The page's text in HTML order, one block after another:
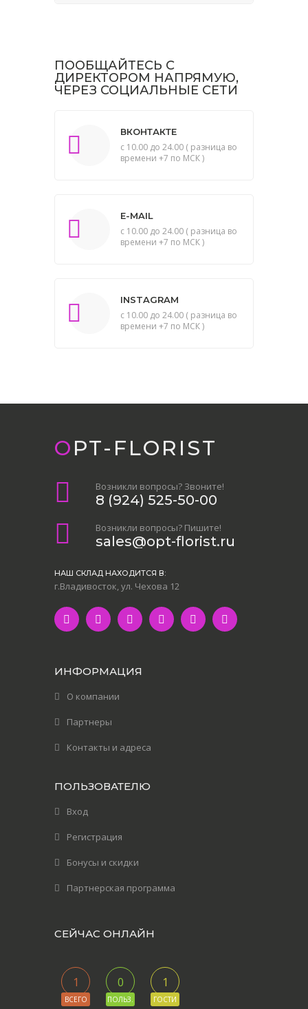
ПООБЩАЙТЕСЬ С
ДИРЕКТОРОМ НАПРЯМУЮ,
ЧЕРЕЗ СОЦИАЛЬНЫЕ СЕТИ
ВКОНТАКТЕ
с 10.00 до 24.00 ( разница во
времени +7 по МСК )
E-MAIL
с 10.00 до 24.00 ( разница во
времени +7 по МСК )
INSTAGRAM
с 10.00 до 24.00 ( разница во
времени +7 по МСК )
OPT-FLORIST
Возникли вопросы? Звоните!
8 (924) 525-50-00
Возникли вопросы? Пишите!
sales@opt-florist.ru
НАШ СКЛАД НАХОДИТСЯ В:
г.Владивосток, ул. Чехова 12
ИНФОРМАЦИЯ
О компании
Партнеры
Контакты и адреса
ПОЛЬЗОВАТЕЛЮ
Вход
Регистрация
Бонусы и скидки
Партнерская программа
СЕЙЧАС ОНЛАЙН
1
ВСЕГО
0
ПОЛЬЗ.
1
ГОСТИ